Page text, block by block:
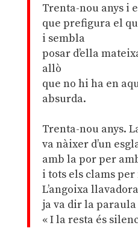
Trenta-nou anys i
que prefigura el
i sembla
posar d’ella
allò
que no hi ha en
absurda.
Trenta-nou anys.
va nàixer d’un
amb la por per
i tots els clams
L’angoixa
ja va dir la
« I la resta és